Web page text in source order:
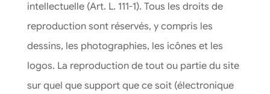
intellectuelle (Art. L. 111-1). Tous les droits de
reproduction sont réservés, y compris les
dessins, les photographies, les icônes et les
logos. La reproduction de tout ou partie du site
sur quel que support que ce soit (électronique